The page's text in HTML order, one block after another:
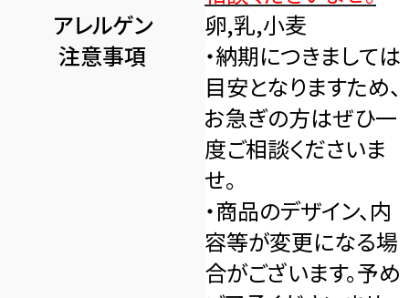
アレルゲン
卵,乳,小麦
注意事項
・納期につきましては
目安となりますため、
お急ぎの方はぜひ一
度ご相談くださいま
せ。
・商品のデザイン、内
容等が変更になる場
合がございます。予め